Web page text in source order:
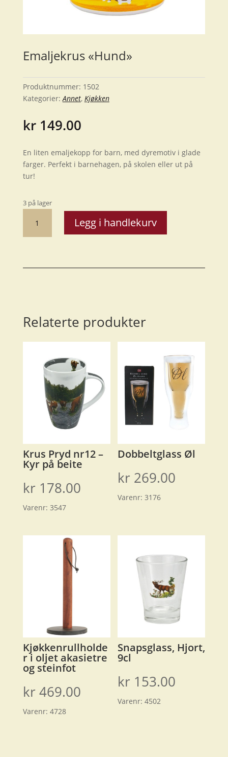
Emaljekrus «Hund»
Produktnummer: 1502
Kategorier: Annet, Kjøkken
kr149.00
En liten emaljekopp for barn, med dyremotiv i glade
farger. Perfekt i barnehagen, på skolen eller ut på
tur!
3 på lager
"Hund"
antall
Legg i handlekurv
Relaterte produkter
Krus Pryd nr12 –
Kyr på beite
kr 178.00
Varenr: 3547
Dobbeltglass Øl
kr 269.00
Varenr:3176
Kjøkkenrullholde
r i oljet akasietre
og steinfot
kr 469.00
Varenr: 4728
Snapsglass, Hjort,
9cl
kr 153.00
Varenr:4502